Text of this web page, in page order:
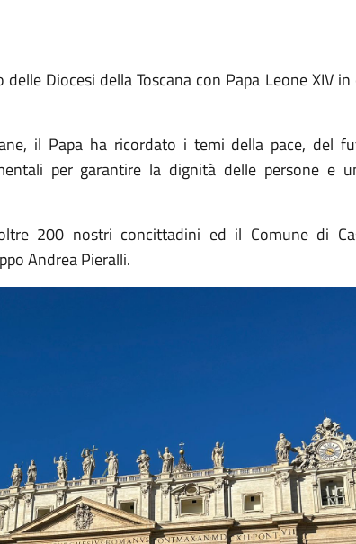
Diocesi della Toscana con Papa Leone XIV in
il Papa ha ricordato i temi della pace, del
per garantire la dignità delle persone e
200 nostri concittadini ed il Comune di
Andrea Pieralli.